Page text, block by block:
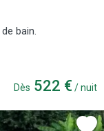
bain.
Dès 522 € / nuit